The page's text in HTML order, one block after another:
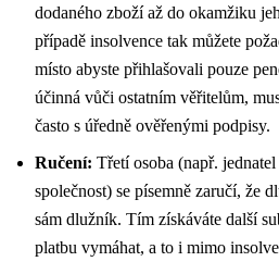
dodaného zboží až do okamžiku
případě insolvence tak můžete
místo abyste přihlašovali pouze
účinná vůči ostatním věřitelům,
často s úředně ověřenými podpisy.
Ručení: Třetí osoba (např.
společnost) se písemně zaručí, že
sám dlužník. Tím získáváte další
platbu vymáhat, a to i mimo